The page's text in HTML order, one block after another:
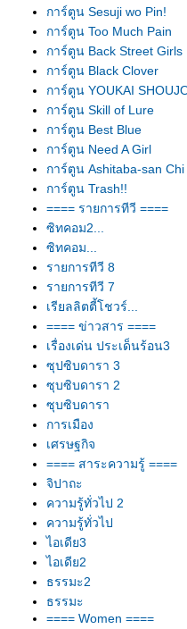
การ์ตูน Sesuji wo Pin!
การ์ตูน Too Much Pain
การ์ตูน Back Street Girls
การ์ตูน Black Clover
การ์ตูน YOUKAI
การ์ตูน Skill of Lure
การ์ตูน Best Blue
การ์ตูน Need A Girl
การ์ตูน Ashitaba-san
การ์ตูน Trash!!
==== รายการทีวี ====
ซิทคอม2...
ซิทคอม...
รายการทีวี 8
รายการทีวี 7
เรียลลิตตี้โชวร์...
==== ข่าวสาร ====
เรื่องเด่น ประเด็นร้อน3
ซุปซิบดารา 3
ซุบซิบดารา 2
ซุบซิบดารา
การเมือง
เศรษฐกิจ
==== สาระความรู้ ====
จิปาถะ
ความรู้ทั่วไป 2
ความรู้ทั่วไป
ไอเดีย3
ไอเดีย2
ธรรมะ2
ธรรมะ
==== Women ====